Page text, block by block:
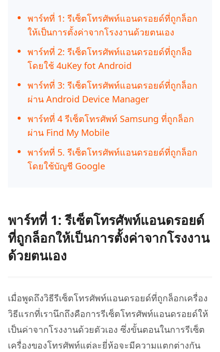
พาร์ทที่ 1: รีเซ็ตโทรศัพท์แอนดรอยด์ที่ถูกล็อก
ให้เป็นการตั้งค่าจากโรงงานด้วยตนเอง
พาร์ทที่ 2: รีเซ็ตโทรศัพท์แอนดรอยด์ที่ถูกล็อ
โดยใช้ 4uKey fot Android
พาร์ทที่ 3: รีเซ็ตโทรศัพท์แอนดรอยด์ที่ถูกล็อก
ผ่าน Android Device Manager
พาร์ทที่ 4 รีเซ็ตโทรศัพท์ Samsung ที่ถูกล็อก
ผ่าน Find My Mobile
พาร์ทที่ 5. รีเซ็ตโทรศัพท์แอนดรอยด์ที่ถูกล็อก
โดยใช้บัญชี Google
พาร์ทที่ 1: รีเซ็ตโทรศัพท์แอนดรอยด์
ที่ถูกล็อกให้เป็นการตั้งค่าจากโรงงาน
ด้วยตนเอง
เมื่อพูดถึงวิธีรีเซ็ตโทรศัพท์แอนดรอยด์ที่ถูกล็อกเครื่อง
วิธีแรกที่เรานึกถึงคือการรีเซ็ตโทรศัพท์แอนดรอยด์ให้
เป็นค่าจากโรงงานด้วยตัวเอง ซึ่งขั้นตอนในการรีเซ็ต
เครื่องของโทรศัพท์แต่ละยี่ห้อจะมีความแตกต่างกัน